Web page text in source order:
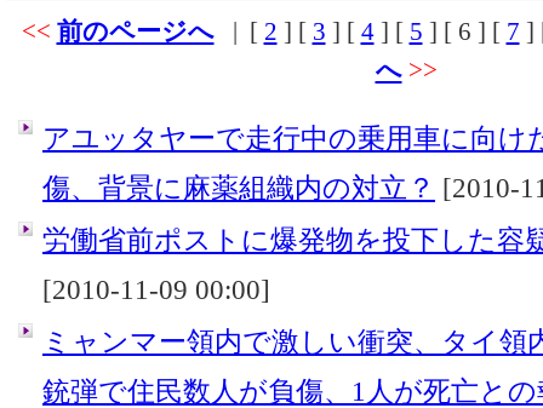
<< 前のページへ| [ 2 ] [ 3 ] [ 4] [ 5 ] [ 6 ] [ 7 ]
へ>>
アユッタヤーで走行中の乗用車に向け
傷、背景に麻薬組織内の対立？ [2010-
労働省前ポストに爆発物を投下した容
[2010-11-09 00:00]
ミャンマー領内で激しい衝突、タイ領
銃弾で住民数人が負傷、1人が死亡と